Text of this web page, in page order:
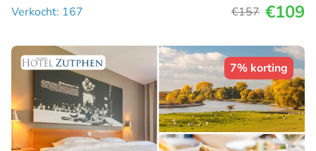
Verkocht: 167
€157 €109
7% korting